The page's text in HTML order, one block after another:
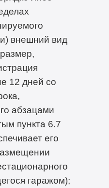
внешний вид
12 дней со
абзацами
пункта 6.7
его
гаражом);